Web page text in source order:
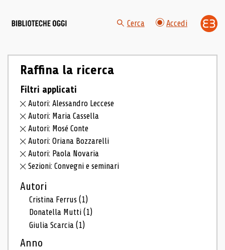
Cerca Accedi
Raffina la ricerca
Filtri applicati
Autori: Alessandro Leccese
Autori: Maria Cassella
Autori: Mosé Conte
Autori: Oriana Bozzarelli
Autori: Paola Novaria
Sezioni: Convegni e seminari
Autori
Cristina Ferrus(1)
Donatella Mutti(1)
Giulia Scarcia(1)
Anno